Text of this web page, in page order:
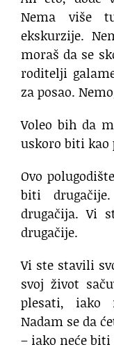
Nema više
ekskurzije.
moraš da se
roditelji
za posao.
Voleo bih da
uskoro biti kao
Ovo
biti
drugačija. Vi
drugačije.
Vi ste stavili
svoj život
plesati, iako
Nadam se da
– iako neće